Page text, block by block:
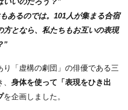
あるのでは。101人が集まる合宿
方となら、私たちもお互いの表現
”
「虚構の劇団」の俳優である三
身体を使って「表現をひき出
を企画しました。